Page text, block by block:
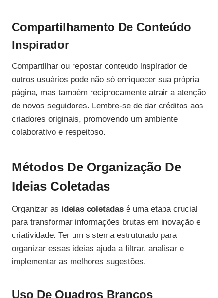
Compartilhamento De Conteúdo
Inspirador
Compartilhar ou repostar conteúdo inspirador de
outros usuários pode não só enriquecer sua própria
página, mas também reciprocamente atrair a atenção
de novos seguidores. Lembre-se de dar créditos aos
criadores originais, promovendo um ambiente
colaborativo e respeitoso.
Métodos De Organização De
Ideias Coletadas
Organizar as ideias coletadas é uma etapa crucial
para transformar informações brutas em inovação e
criatividade. Ter um sistema estruturado para
organizar essas ideias ajuda a filtrar, analisar e
implementar as melhores sugestões.
Uso De Quadros Brancos